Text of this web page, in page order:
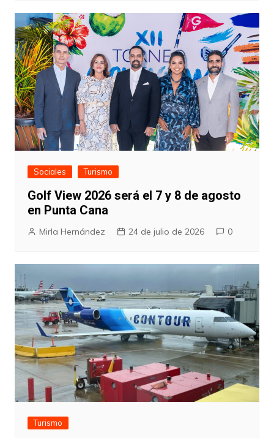
Sociales Turismo
Golf View 2026 será el 7 y 8 de agosto
en Punta Cana
Mirla Hernández 24 de julio de 2026 0
Turismo